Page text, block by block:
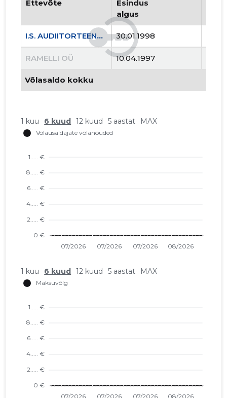
Ettevõte
Esindus
algus
I.S. AUDIITORTEENUSTE OÜ 30.01.1998
RAMELLI OÜ 10.04.1997
Võlasaldo kokku
1 kuu 6 kuud 12 kuud 5 aastat MAX
1 kuu 6 kuud 12 kuud 5 aastat MAX